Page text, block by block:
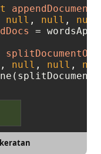
null , null , null
=
, null , null ,